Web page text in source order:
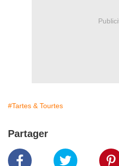
#Tartes & Tourtes
Partager